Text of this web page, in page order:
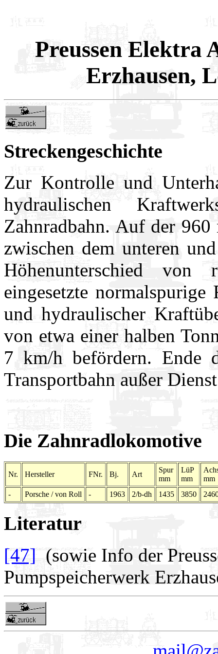
Preussen Elektra
Erzhausen,
Streckengeschichte
Zur Kontrolle und
hydraulischen
Zahnradbahn. Auf der
zwischen dem unteren
Höhenunterschied
eingesetzte
und hydraulischer
von etwa einer halben
7 km/h befördern. Ende
Transportbahn außer
Die Zahnradlokomotive
Nr. Hersteller FNr. Bj. Art
Spur
mm
LüP
mm
mm
-
Porsche / von Roll - 1963 2/b-dh 1435 3850
Literatur
[47] (sowie Info der
Pumpspeicherwerk